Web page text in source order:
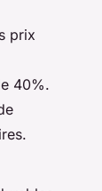
prix
40%.